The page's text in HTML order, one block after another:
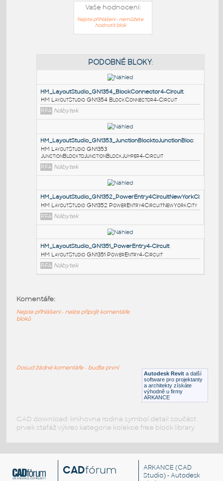
Vaše hodnocení:
Nejste přihlášeni - nemůžete
hodnotit blok
PODOBNÉ BLOKY
HM_LayoutStudio_GN1354_BlockConnector4-Circuit
HM LayoutStudio GN1354 BlockConnector4-Circuit
RFA Nábytek
HM LayoutStudio GN1353
JunctionBlocktoJunctionBlockJumper4-Circuit
RFA Nábytek
HM LayoutStudio GN1352
HM LayoutStudio GN1351 PowerEntry4-Circuit
Autodesk Revit a další
software pro projektanty
a architekty získáte
výhodně u firmy
ARKANCE
Komentáře:
Nejste přihlášeni - nelze připojit komentáře
bloků
Dosud žádné komentáře - buďte první
CAD download: knihovna rodina symbol detail součást
prvek stafáž výkres kategorie kolekce free block library
CADfórum ARKANCE (CAD
Studio) - Autodesk